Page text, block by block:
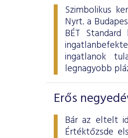
Szimbolikus
Nyrt. a
BÉT
ingatlanok
legnagyobb
Erős
Bár az eltelt
Értéktőzsde